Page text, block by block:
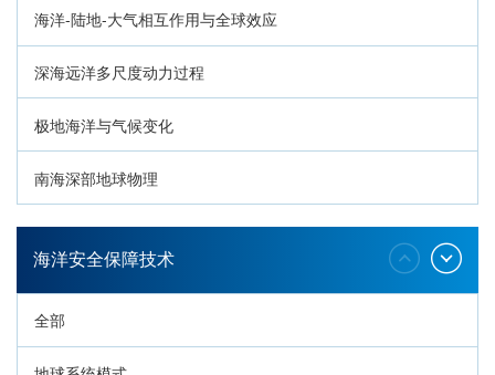
海洋-陆地-大气相互作用与全球效应
深海远洋多尺度动力过程
极地海洋与气候变化
南海深部地球物理
深海生命与生态过程
海洋安全保障技术
全部